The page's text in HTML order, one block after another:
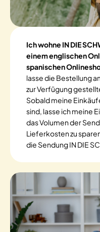
Ich wohne IN DIE
einem englischen
spanischen
lasse die Bestellung
zur Verfügung
Sobald meine
sind, lasse ich meine
das Volumen der
Lieferkosten zu
die Sendung IN DIE